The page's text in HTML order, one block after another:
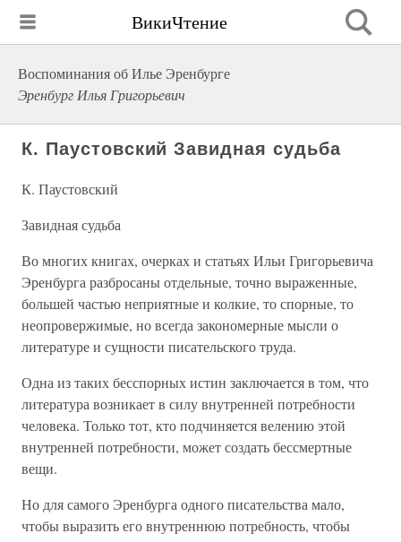
ВикиЧтение
Воспоминания об Илье Эренбурге
Эренбург Илья Григорьевич
К. Паустовский Завидная судьба
К. Паустовский
Завидная судьба
Во многих книгах, очерках и статьях Ильи Григорьевича
Эренбурга разбросаны отдельные, точно выраженные,
большей частью неприятные и колкие, то спорные, то
неопровержимые, но всегда закономерные мысли о
литературе и сущности писательского труда.
Одна из таких бесспорных истин заключается в том, что
литература возникает в силу внутренней потребности
человека. Только тот, кто подчиняется велению этой
внутренней потребности, может создать бессмертные
вещи.
Но для самого Эренбурга одного писательства мало,
чтобы выразить его внутреннюю потребность, чтобы